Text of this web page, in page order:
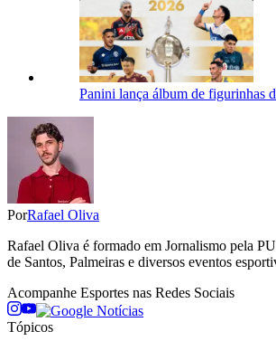
Panini lança álbum de figurinhas
PorRafael Oliva
Rafael Oliva é formado em Jornalismo pela
de Santos, Palmeiras e diversos eventos
Acompanhe Esportes nas Redes Sociais
Tópicos